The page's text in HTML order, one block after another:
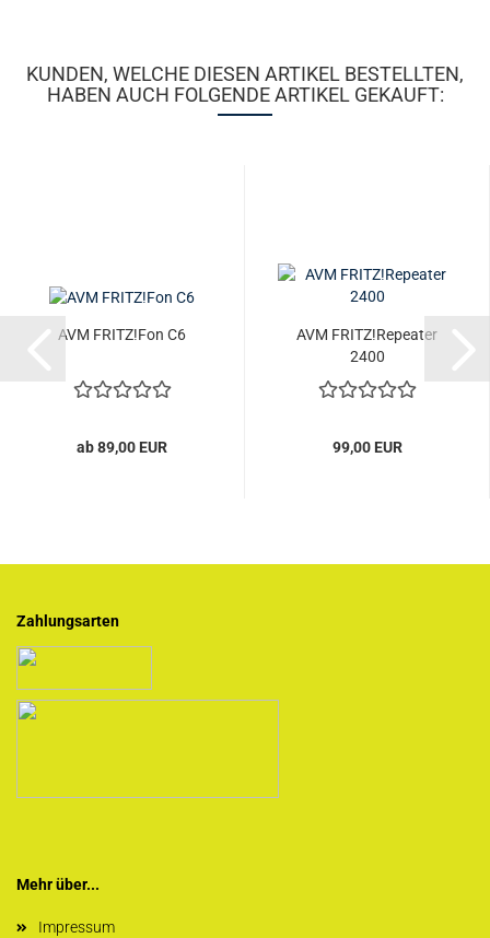
KUNDEN, WELCHE DIESEN ARTIKEL BESTELLTEN,
HABEN AUCH FOLGENDE ARTIKEL GEKAUFT:
AVM FRITZ!Fon C6
ab 89,00 EUR
AVM FRITZ!Repeater
2400
99,00 EUR
Zahlungsarten
Mehr über...
Impressum